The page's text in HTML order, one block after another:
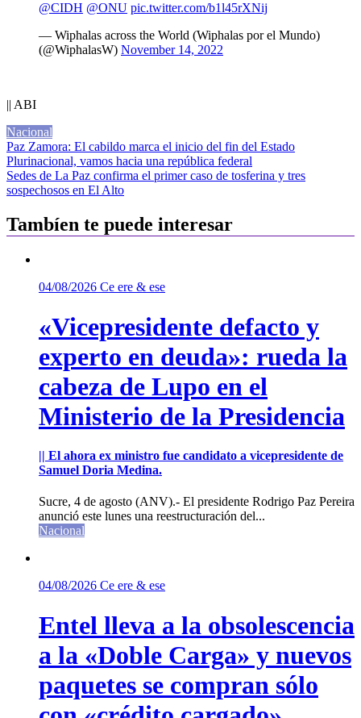
@CIDH @ONU pic.twitter.com/b1l45rXNij
— Wiphalas across the World (Wiphalas por el Mundo)
(@WiphalasW) November 14, 2022
|| ABI
Nacional
Navegación
de
entradas
Paz Zamora: El cabildo marca el inicio del fin del Estado
Plurinacional, vamos hacia una república federal
Sedes de La Paz confirma el primer caso de tosferina y tres
sospechosos en El Alto
Tambíen te puede interesar
04/08/2026 Ce ere & ese
«Vicepresidente defacto y
experto en deuda»: rueda la
cabeza de Lupo en el
Ministerio de la Presidencia
|| El ahora ex ministro fue candidato a vicepresidente de
Samuel Doria Medina.
Sucre, 4 de agosto (ANV).- El presidente Rodrigo Paz Pereira
anunció este lunes una reestructuración del...
Nacional
04/08/2026 Ce ere & ese
Entel lleva a la obsolescencia
a la «Doble Carga» y nuevos
paquetes se compran sólo